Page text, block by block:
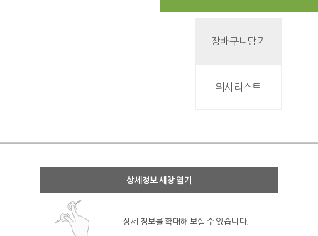
장바구니담기
위시리스트
상세정보 새창 열기
상세 정보를 확대해 보실 수 있습니다.